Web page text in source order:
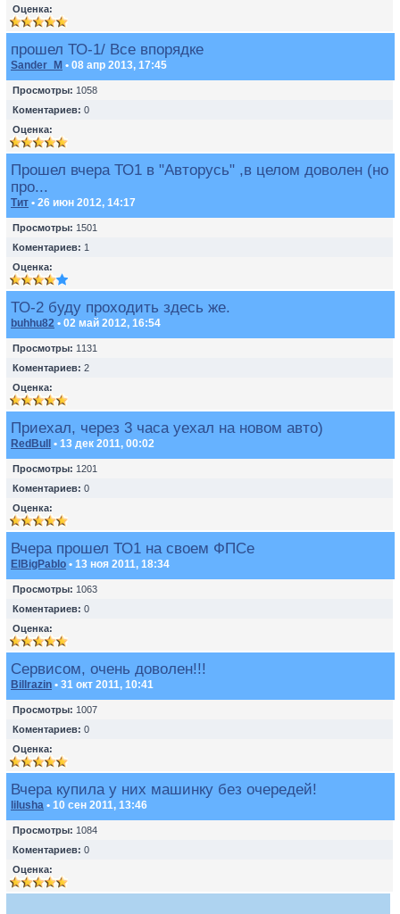
Оценка:
прошел ТО-1/ Все впорядке
Sander_M • 08 апр 2013, 17:45
Просмотры: 1058
Коментариев: 0
Оценка:
Прошел вчера ТО1 в "Авторусь" ,в целом доволен (но
про...
Тит • 26 июн 2012, 14:17
Просмотры: 1501
Коментариев: 1
Оценка:
ТО-2 буду проходить здесь же.
buhhu82 • 02 май 2012, 16:54
Просмотры: 1131
Коментариев: 2
Оценка:
Приехал, через 3 часа уехал на новом авто)
RedBull • 13 дек 2011, 00:02
Просмотры: 1201
Коментариев: 0
Оценка:
Вчера прошел ТО1 на своем ФПСе
ElBigPablo • 13 ноя 2011, 18:34
Просмотры: 1063
Коментариев: 0
Оценка:
Сервисом, очень доволен!!!
Billrazin • 31 окт 2011, 10:41
Просмотры: 1007
Коментариев: 0
Оценка:
Вчера купила у них машинку без очередей!
lilusha • 10 сен 2011, 13:46
Просмотры: 1084
Коментариев: 0
Оценка: